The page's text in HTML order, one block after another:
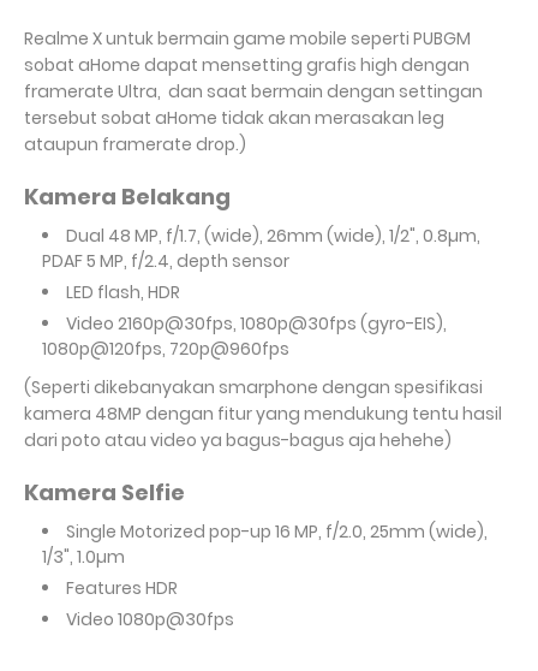
Realme X untuk bermain game mobile seperti PUBGM
sobat aHome dapat mensetting grafis high dengan
framerate Ultra, dan saat bermain dengan settingan
tersebut sobat aHome tidak akan merasakan leg
ataupun framerate drop.)
Kamera Belakang
Dual 48 MP, f/1.7, (wide), 26mm (wide), 1/2", 0.8µm,
PDAF 5 MP, f/2.4, depth sensor
LED flash, HDR
Video 2160p@30fps, 1080p@30fps (gyro-EIS),
1080p@120fps, 720p@960fps
(Seperti dikebanyakan smarphone dengan spesifikasi
kamera 48MP dengan fitur yang mendukung tentu hasil
dari poto atau video ya bagus-bagus aja hehehe)
Kamera Selfie
Single Motorized pop-up 16 MP, f/2.0, 25mm (wide),
1/3", 1.0µm
Features HDR
Video 1080p@30fps